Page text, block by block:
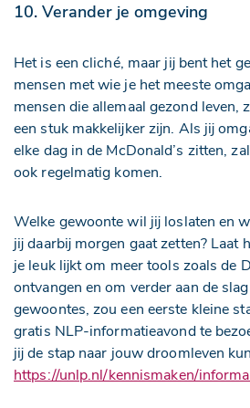
10. Verander je omgeving
Het is een cliché, maar jij bent het
mensen met wie je het meeste
mensen die allemaal gezond leven,
een stuk makkelijker zijn. Als jij
elke dag in de McDonald’s zitten,
ook regelmatig komen.
Welke gewoonte wil jij loslaten en
jij daarbij morgen gaat zetten? Laat
je leuk lijkt om meer tools zoals de
ontvangen en om verder aan de
gewoontes, zou een eerste kleine
gratis NLP-informatieavond te
jij de stap naar jouw droomleven
https://unlp.nl/kennismaken/